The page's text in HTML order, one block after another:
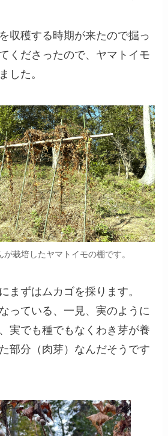
収穫する時期が来たので掘っ
くださったので、ヤマトイモ
した。
が栽培したヤマトイモの棚です。
まずはムカゴを採ります。
っている、一見、実のように
実でも種でもなくわき芽が養
部分（肉芽）なんだそうです